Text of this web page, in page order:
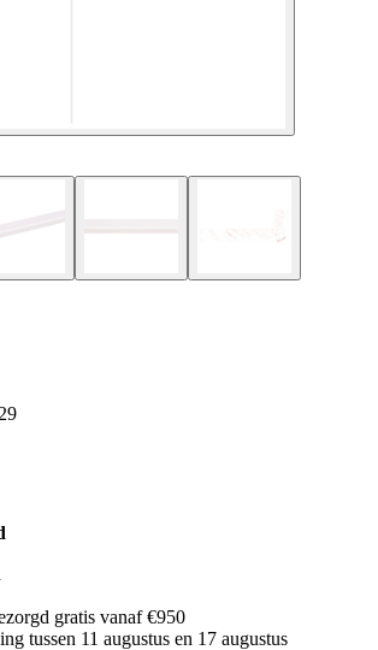
29
gratis vanaf €950
tussen 11 augustus en 17 augustus